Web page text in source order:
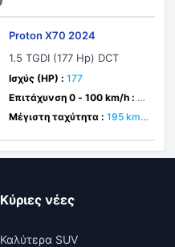
Proton X70 2024
1.5 TGDI (177 Hp) DCT
Ισχύς (HP) : 177
Επιτάχυνση 0 - 100 km/h : δε
υτ.
Μέγιστη ταχύτητα : 195 km/
Κύριες νέες
Καλύτερα SUV